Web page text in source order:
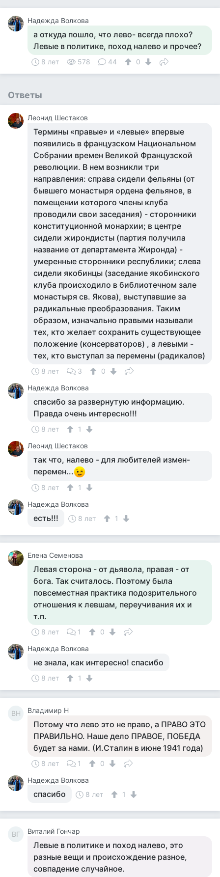
Надежда Волкова
а откуда пошло, что лево- всегда плохо?
Левые в политике, поход налево и прочее?
8 лет 578 44 0
Ответы
Леонид Шестаков
Термины «правые» и «левые» впервые
появились в французском Национальном
Собрании времен Великой Французской
революции. В нем возникли три
направления: справа сидели фельяны (от
бывшего монастыря ордена фельянов, в
помещении которого члены клуба
проводили свои заседания) - сторонники
конституционной монархии; в центре
сидели жирондисты (партия получила
название от департамента Жиронда) -
умеренные сторонники республики; слева
сидели якобинцы (заседание якобинского
клуба происходило в библиотечном зале
монастыря св. Якова), выступавшие за
радикальные преобразования. Таким
образом, изначально правыми называли
тех, кто желает сохранить существующее
положение (консерваторов) , а левыми -
тех, кто выступал за перемены (радикалов)
8 лет 3
0
Надежда Волкова
спасибо за развернутую информацию.
Правда очень интересно!!!
8 лет
1
Леонид Шестаков
так что, налево - для любителей измен-
перемен...
8 лет
1
Надежда Волкова
есть!!! 8 лет 1
Елена Семенова
Левая сторона - от дьявола, правая - от
бога. Так считалось. Поэтому была
повсеместная практика подозрительного
отношения к левшам, переучивания их и
т.п.
8 лет 1
0
Надежда Волкова
не знала, как интересно! спасибо
8 лет 1
ВН Владимир Н
Потому что лево это не право, а ПРАВО ЭТО
ПРАВИЛЬНО. Наше дело ПРАВОЕ, ПОБЕДА
будет за нами. (И.Сталин в июне 1941 года)
8 лет 1
0
Надежда Волкова
спасибо 8 лет 1
ВГ Виталий Гончар
Левые в политике и поход налево, это
разные вещи и происхождение разное,
совпадение случайное.